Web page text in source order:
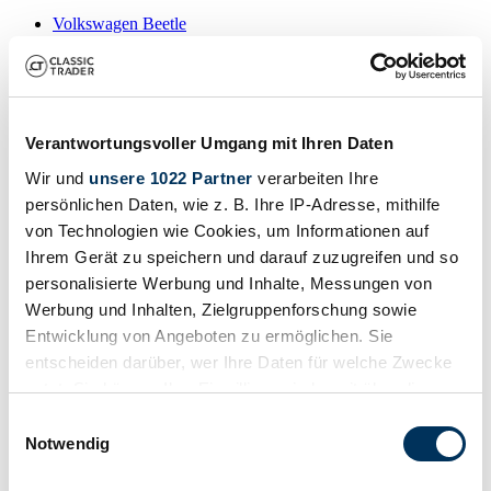
Verantwortungsvoller Umgang mit Ihren Daten
Wir und unsere 1022 Partner verarbeiten Ihre
persönlichen Daten, wie z. B. Ihre IP-Adresse, mithilfe
von Technologien wie Cookies, um Informationen auf
Ihrem Gerät zu speichern und darauf zuzugreifen und so
personalisierte Werbung und Inhalte, Messungen von
Werbung und Inhalten, Zielgruppenforschung sowie
Entwicklung von Angeboten zu ermöglichen. Sie
entscheiden darüber, wer Ihre Daten für welche Zwecke
nutzt. Sie können Ihre Einwilligung jederzeit über die
Trigger Symbol ändern oder widerrufen
Notwendig
Volkswagen Beetle
Volkswagen Corrado
Volkswagen Karmann Ghia
Volkswagen Kübel
Volkswagen Phaeton
Volkswagen Polo
Volkswagen Transporter
Volkswagen Type 3
Zoekresultaten
Op dit moment zijn er geen overeenkomende advertenties voor uw
zoekopdracht.
Maak een zoekwaarschuwing aan